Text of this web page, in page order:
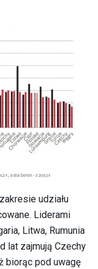
udziału
Liderami
Litwa, Rumunia
lat zajmują Czechy
biorąc pod uwagę